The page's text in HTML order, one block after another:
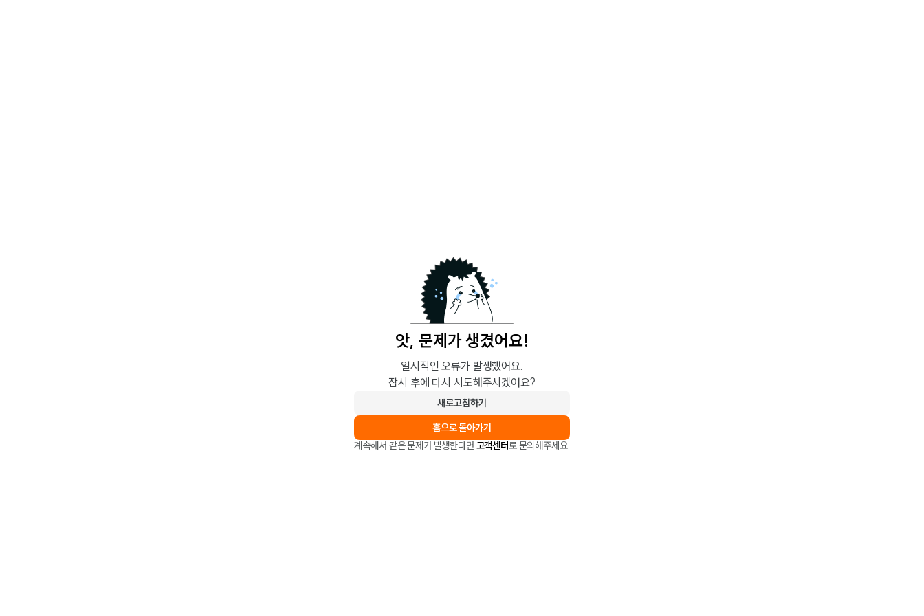
앗, 문제가 생겼어요!
일시적인 오류가 발생했어요.
잠시 후에 다시 시도해주시겠어요?
새로고침하기
홈으로 돌아가기
계속해서 같은 문제가 발생한다면 고객센터로 문의해주세요.